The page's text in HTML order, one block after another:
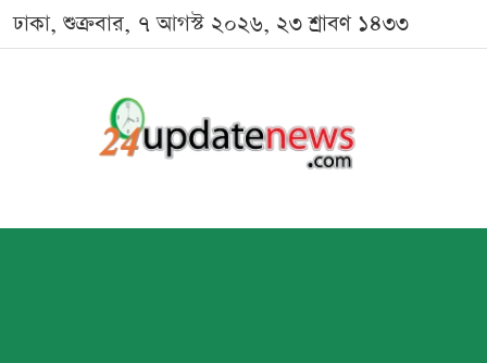
ঢাকা, শুক্রবার, ৭ আগস্ট ২০২৬, ২৩ শ্রাবণ ১৪৩৩